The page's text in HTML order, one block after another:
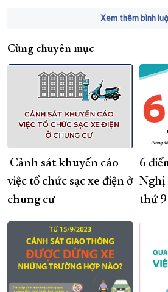
Xem thêm bình
Cùng chuyên mục
Cảnh sát khuyến cáo
việc tổ chức sạc xe điện ở
chung cư
6
Nghị
thứ 9